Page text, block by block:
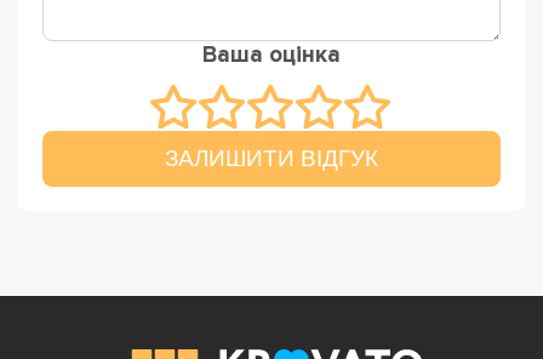
Ваша оцінка
ЗАЛИШИТИ ВІДГУК